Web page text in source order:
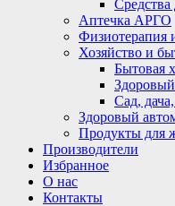
Средства
Аптечка АРГО
Физиотерапия
Хозяйство и
Бытовая
Сад,
Здоровый
Продукты для
Производители
Избранное
О нас
Контакты